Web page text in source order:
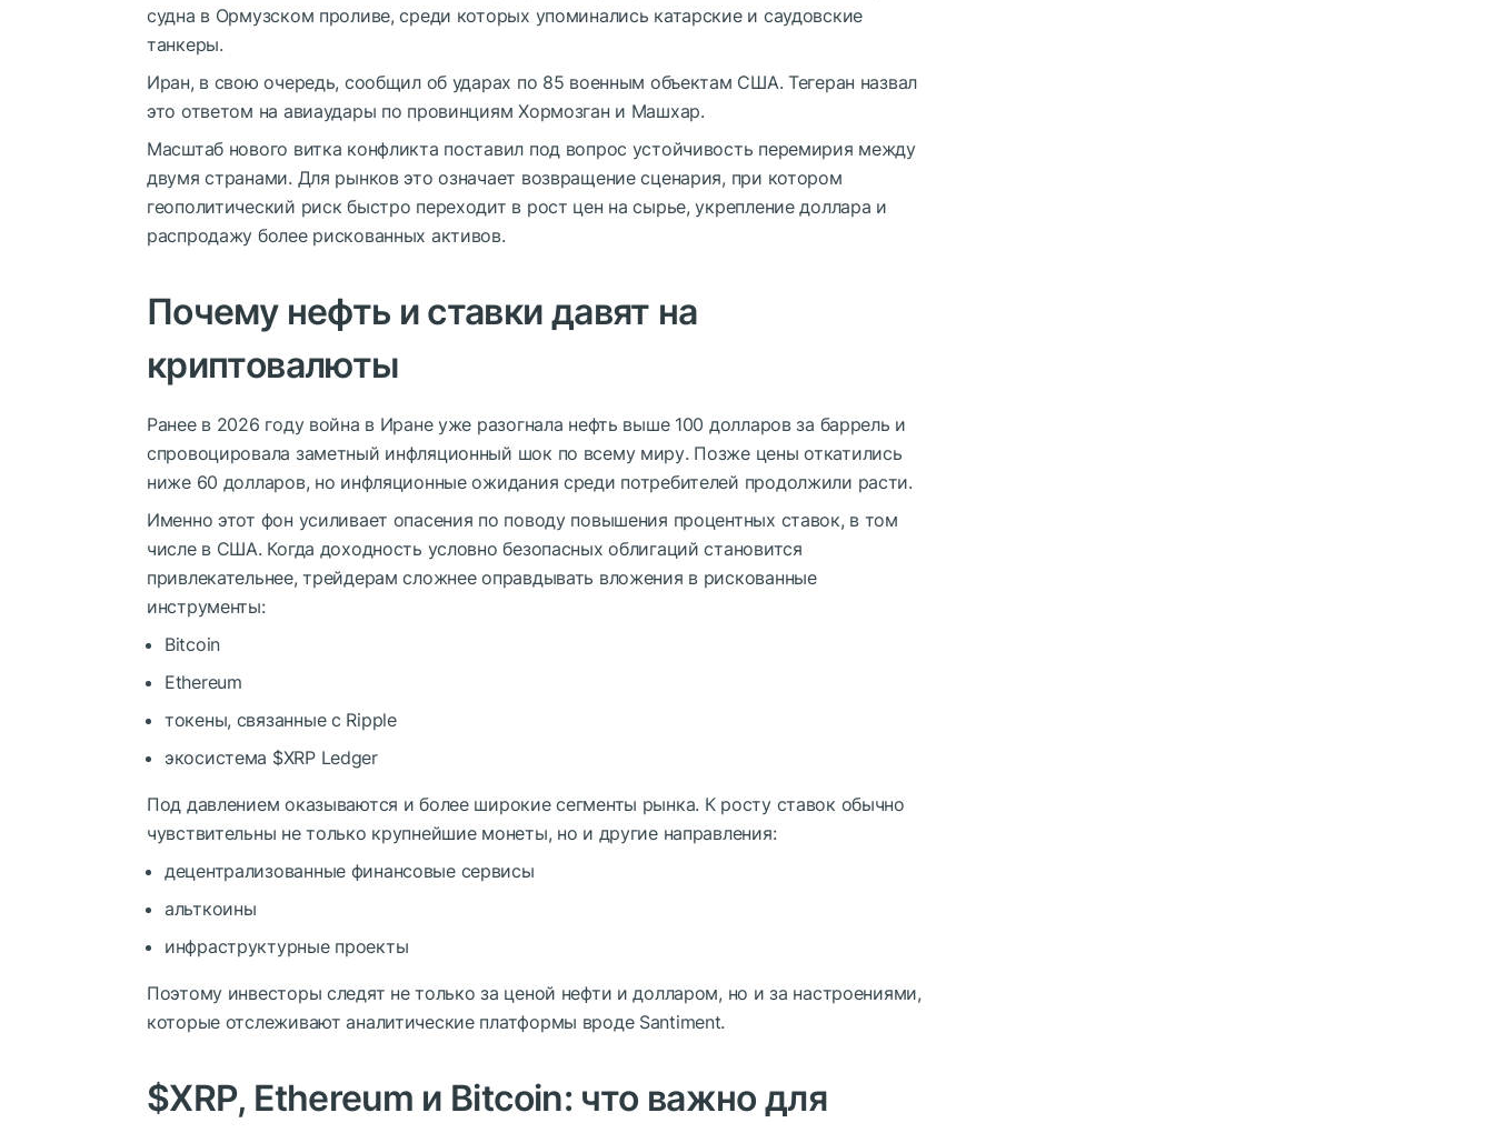
судна в Ормузском проливе, среди которых упоминались катарские и саудовские
танкеры.
Иран, в свою очередь, сообщил об ударах по 85 военным объектам США. Тегеран назвал
это ответом на авиаудары по провинциям Хормозган и Машхар.
Масштаб нового витка конфликта поставил под вопрос устойчивость перемирия между
двумя странами. Для рынков это означает возвращение сценария, при котором
геополитический риск быстро переходит в рост цен на сырье, укрепление доллара и
распродажу более рискованных активов.
Почему нефть и ставки давят на
криптовалюты
Ранее в 2026 году война в Иране уже разогнала нефть выше 100 долларов за баррель и
спровоцировала заметный инфляционный шок по всему миру. Позже цены откатились
ниже 60 долларов, но инфляционные ожидания среди потребителей продолжили расти.
Именно этот фон усиливает опасения по поводу повышения процентных ставок, в том
числе в США. Когда доходность условно безопасных облигаций становится
привлекательнее, трейдерам сложнее оправдывать вложения в рискованные
инструменты:
Bitcoin
Ethereum
токены, связанные с Ripple
экосистема $XRPLedger
Под давлением оказываются и более широкие сегменты рынка. К росту ставок обычно
чувствительны не только крупнейшие монеты, но и другие направления:
децентрализованные финансовые сервисы
альткоины
инфраструктурные проекты
Поэтому инвесторы следят не только за ценой нефти и долларом, но и за настроениями,
которые отслеживают аналитические платформы вроде Santiment.
$XRP, Ethereum и Bitcoin: что важно для